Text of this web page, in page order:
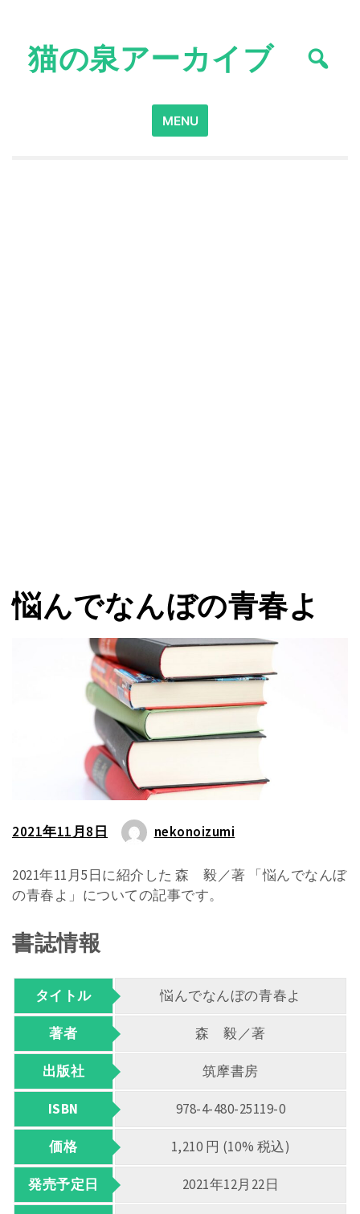
content猫の泉アーカイブ
Search
for:
MENU
悩んでなんぼの青春よ
2021年11月8日 nekonoizumi
2021年11月5日に紹介した 森 毅／著 「悩んでなんぼ
の青春よ」についての記事です。
書誌情報
タイトル 悩んでなんぼの青春よ
著者 森 毅／著
出版社 筑摩書房
ISBN 978-4-480-25119-0
価格 1,210 円 (10% 税込)
発売予定日 2021年12月22日